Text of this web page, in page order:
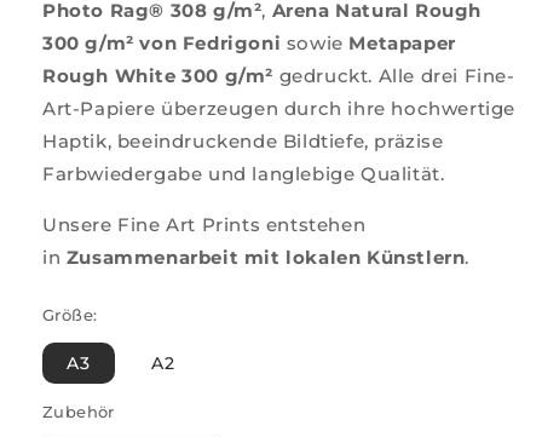
Photo Rag® 308 g/m², Arena Natural Rough
300 g/m² von Fedrigoni sowie Metapaper
Rough White 300 g/m² gedruckt. Alle drei Fine-
Art-Papiere überzeugen durch ihre hochwertige
Haptik, beeindruckende Bildtiefe, präzise
Farbwiedergabe und langlebige Qualität.
Unsere Fine Art Prints entstehen
in Zusammenarbeit mit lokalen Künstlern.
Größe:
A3 A2
Zubehör